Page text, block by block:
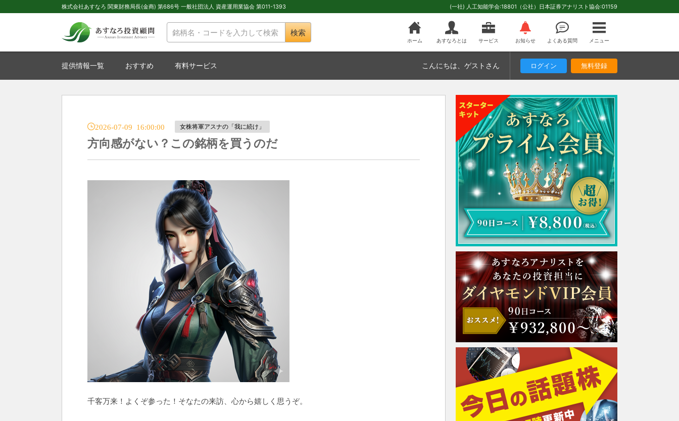
株式会社あすなろ 関東財務局長(金商) 第686号 一般社団法人 資産運用業協会 第011-1393 (一社) 人工知能学会:18801（公社）日本証券アナリスト協会:01159
検索
ホーム あすなろとは サービス お知らせ よくある質問 メニュー
提供情報一覧 おすすめ 有料サービス こんにちは 、ゲストさん ログイン 無料登録
2026-07-09 16:00:00 女株将軍アスナの「我に続け」
方向感がない？この銘柄を買うのだ
千客万来！よくぞ参った！そなたの来訪、心から嬉しく思うぞ。